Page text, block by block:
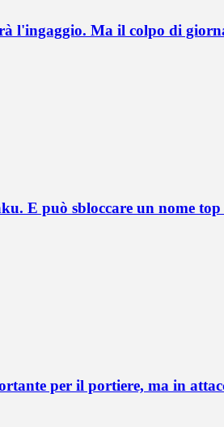
l'ingaggio. Ma il colpo di
E può sbloccare un nome
per il portiere, ma in